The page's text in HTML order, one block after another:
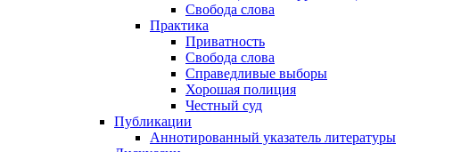
Свобода слова
Практика
Приватность
Свобода слова
Справедливые выборы
Хорошая полиция
Честный суд
Публикации
Аннотированный указатель литературы